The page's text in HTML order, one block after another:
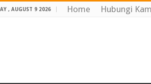
, AUGUST 9 2026 Home Hubungi